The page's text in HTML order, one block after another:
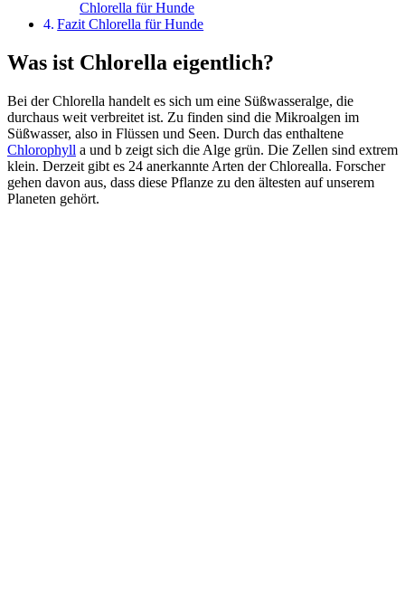
Chlorella für Hunde
Fazit Chlorella für Hunde
Was ist Chlorella eigentlich?
Bei der Chlorella handelt es sich um eine Süßwasseralge, die
durchaus weit verbreitet ist. Zu finden sind die Mikroalgen im
Süßwasser, also in Flüssen und Seen. Durch das enthaltene
Chlorophyll a und b zeigt sich die Alge grün. Die Zellen sind extrem
klein. Derzeit gibt es 24 anerkannte Arten der Chlorealla. Forscher
gehen davon aus, dass diese Pflanze zu den ältesten auf unserem
Planeten gehört.